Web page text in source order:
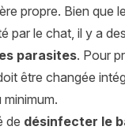
propre. Bien que
par le chat, il y a
parasites. Pour
être changée
de désinfecter le